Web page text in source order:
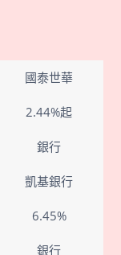
國泰世華
2.44%起
銀行
凱基銀行
6.45%
銀行